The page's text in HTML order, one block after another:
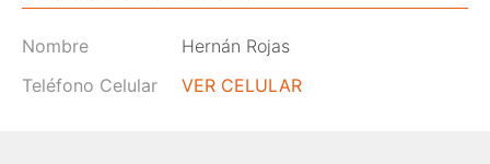
Nombre
Hernán Rojas
Teléfono Celular
VER CELULAR